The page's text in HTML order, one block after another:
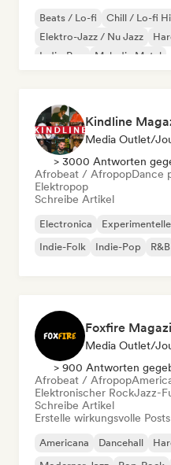
Beats / Lo-fi
Chill / Lo-fi
Elektro-Jazz / Nu Jazz
Indie-Pop
Melodic Metal
Kindline
Media Outlet/
> 3000 Antworten
Afrobeat / AfropopDance
Elektropop
Schreibe Artikel
Electronica
Indie-Folk
Indie-Pop R&B
Foxfire
Media Outlet/
> 900 Antworten
Afrobeat / Afropop
Elektronischer RockJazz-
Schreibe Artikel
Erstelle wirkungsvolle
Americana Dancehall